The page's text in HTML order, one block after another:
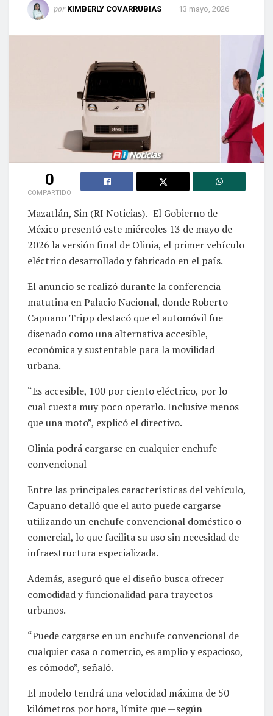
por KIMBERLY COVARRUBIAS 13 mayo, 2026
0
COMPARTIDO
Mazatlán, Sin (RI Noticias).- El Gobierno de
México presentó este miércoles 13 de mayo de
2026 la versión final de Olinia, el primer vehículo
eléctrico desarrollado y fabricado en el país.
El anuncio se realizó durante la conferencia
matutina en Palacio Nacional, donde Roberto
Capuano Tripp destacó que el automóvil fue
diseñado como una alternativa accesible,
económica y sustentable para la movilidad
urbana.
“Es accesible, 100 por ciento eléctrico, por lo
cual cuesta muy poco operarlo. Inclusive menos
que una moto”, explicó el directivo.
Olinia podrá cargarse en cualquier enchufe
convencional
Entre las principales características del vehículo,
Capuano detalló que el auto puede cargarse
utilizando un enchufe convencional doméstico o
comercial, lo que facilita su uso sin necesidad de
infraestructura especializada.
Además, aseguró que el diseño busca ofrecer
comodidad y funcionalidad para trayectos
urbanos.
“Puede cargarse en un enchufe convencional de
cualquier casa o comercio, es amplio y espacioso,
es cómodo”, señaló.
El modelo tendrá una velocidad máxima de 50
kilómetros por hora, límite que —según